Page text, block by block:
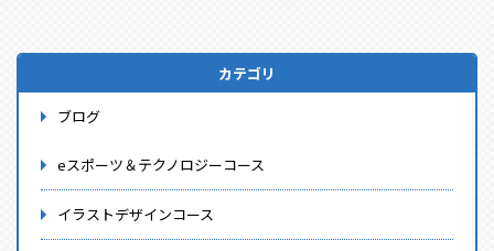
カテゴリ
ブログ
eスポーツ＆テクノロジーコース
イラストデザインコース